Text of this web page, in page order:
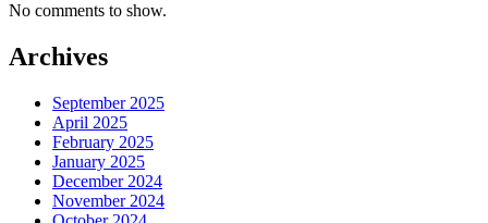
No comments to show.
Archives
September 2025
April 2025
February 2025
January 2025
December 2024
November 2024